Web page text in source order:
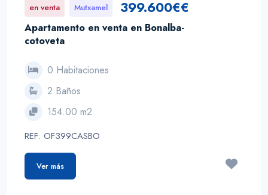
en venta Mutxamel 399.600€€
Apartamento en venta en Bonalba-
cotoveta
0 Habitaciones
2 Baños
154.00 m2
REF: OF399CASBO
Ver más